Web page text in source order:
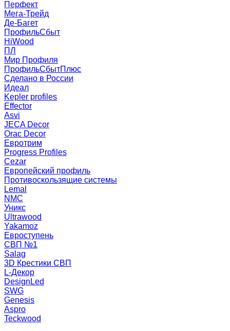
Перфект
Мега-Трейд
Де-Багет
ПрофильСбыт
HiWood
ПЛ
Мир Профиля
ПрофильСбытПлюс
Сделано в России
Идеал
Kepler profiles
Effector
Asvi
JECA Decor
Orac Decor
Евротрим
Progress Profiles
Cezar
Европейский профиль
Противоскользящие системы
Lemal
NMC
Уникс
Ultrawood
Yakamoz
Евроступень
СВП №1
Salag
3D Крестики СВП
L-Декор
DesignLed
SWG
Genesis
Aspro
Teckwood